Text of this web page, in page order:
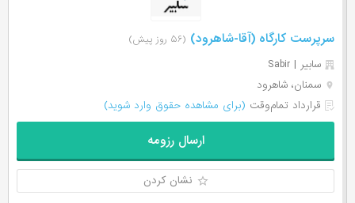
سرپرست کارگاه (آقا-شاهرود) (۵۶ روز پیش)
سابیر | Sabir
سمنان، شاهرود
قرارداد تمام‌وقت (برای مشاهده حقوق وارد شوید)
ارسال رزومه
نشان کردن